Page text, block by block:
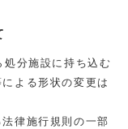
分施設に持ち込む
よる形状の変更は
律施行規則の一部